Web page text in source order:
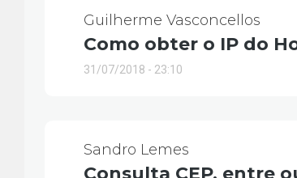
Guilherme Vasconcellos
Como obter o IP do
31/07/2018 - 23:10
Sandro Lemes
Consulta CEP, entre